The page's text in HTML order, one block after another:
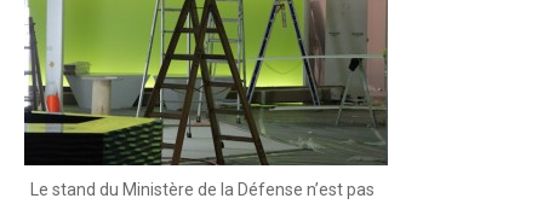
Le stand du Ministère de la Défense n’est pas